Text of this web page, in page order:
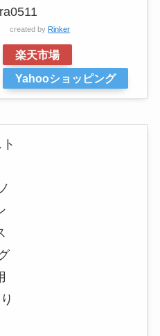
ra0511
created by Rinker
楽天市場
Yahooショッピング